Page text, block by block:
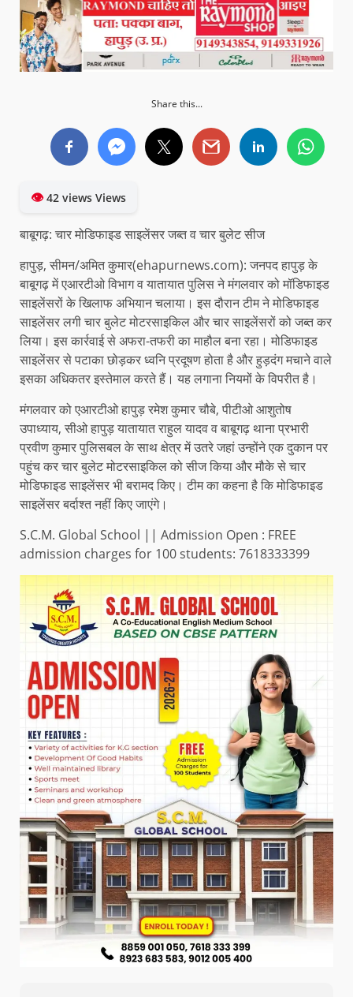
Share this...
👁42 views Views
बाबूगढ़: चार मोडिफाइड साइलेंसर जब्त व चार बुलेट सीज
हापुड़, सीमन/अमित कुमार(ehapurnews.com): जनपद हापुड़ के
बाबूगढ़ में एआरटीओ विभाग व यातायात पुलिस ने मंगलवार को मॉडिफाइड
साइलेंसरों के खिलाफ अभियान चलाया। इस दौरान टीम ने मोडिफाइड
साइलेंसर लगी चार बुलेट मोटरसाइकिल और चार साइलेंसरों को जब्त कर
लिया। इस कार्रवाई से अफरा-तफरी का माहौल बना रहा। मोडिफाइड
साइलेंसर से पटाका छोड़कर ध्वनि प्रदूषण होता है और हुड़दंग मचाने वाले
इसका अधिकतर इस्तेमाल करते हैं। यह लगाना नियमों के विपरीत है।
मंगलवार को एआरटीओ हापुड़ रमेश कुमार चौबे, पीटीओ आशुतोष
उपाध्याय, सीओ हापुड़ यातायात राहुल यादव व बाबूगढ़ थाना प्रभारी
प्रवीण कुमार पुलिसबल के साथ क्षेत्र में उतरे जहां उन्होंने एक दुकान पर
पहुंच कर चार बुलेट मोटरसाइकिल को सीज किया और मौके से चार
मोडिफाइड साइलेंसर भी बरामद किए। टीम का कहना है कि मोडिफाइड
साइलेंसर बर्दाश्त नहीं किए जाएंगे।
S.C.M. Global School || Admission Open : FREE
admission charges for 100 students: 7618333399